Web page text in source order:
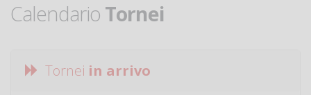
Calendario Tornei
Tornei in arrivo